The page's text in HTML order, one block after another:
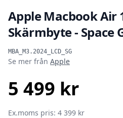
Apple Macbook Air
Skärmbyte - Space
MBA_M3.2024_LCD_SG
Produktinformation
Se mer från Apple
5 499 kr
Ex.moms pris: 4 399 kr